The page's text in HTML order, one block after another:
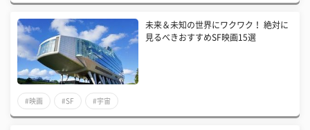
未来＆未知の世界にワクワク！ 絶対に
見るべきおすすめSF映画15選
#映画 #SF #宇宙